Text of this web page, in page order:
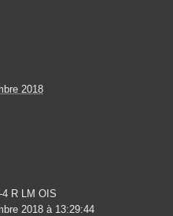
2018
R LM OIS
2018 à 13:29:44